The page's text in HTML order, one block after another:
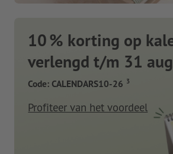
10 % korting op
verlengd t/m 31
Code: CALENDARS10-26 3
Profiteer van het voordeel